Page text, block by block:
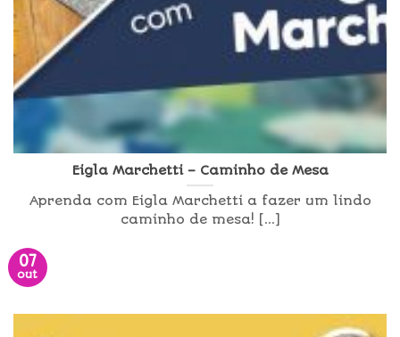
Eigla Marchetti – Caminho de Mesa
Aprenda com Eigla Marchetti a fazer um lindo
caminho de mesa! [...]
07
out